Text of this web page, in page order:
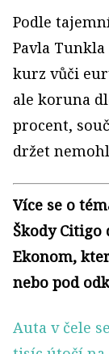
Podle
Pavla
kurz vůči
ale koruna
procent,
držet
Více se o
Škody
Ekonom,
nebo pod
Auta v čele